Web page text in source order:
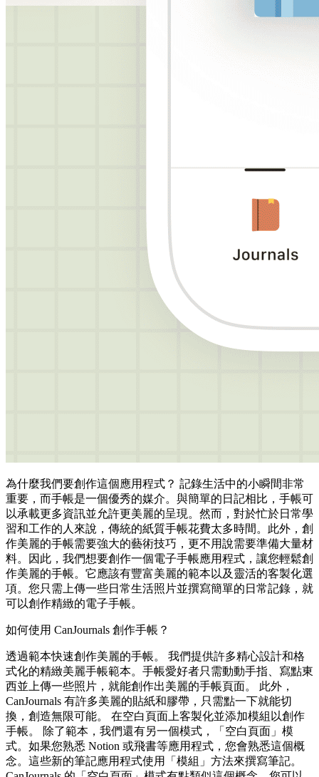
為什麼我們要創作這個應用程式？ 記錄生活中的小瞬間非常
重要，而手帳是一個優秀的媒介。與簡單的日記相比，手帳可
以承載更多資訊並允許更美麗的呈現。然而，對於忙於日常學
習和工作的人來說，傳統的紙質手帳花費太多時間。此外，創
作美麗的手帳需要強大的藝術技巧，更不用說需要準備大量材
料。因此，我們想要創作一個電子手帳應用程式，讓您輕鬆創
作美麗的手帳。它應該有豐富美麗的範本以及靈活的客製化選
項。您只需上傳一些日常生活照片並撰寫簡單的日常記錄，就
可以創作精緻的電子手帳。
如何使用 CanJournals 創作手帳？
透過範本快速創作美麗的手帳。 我們提供許多精心設計和格
式化的精緻美麗手帳範本。手帳愛好者只需動動手指、寫點東
西並上傳一些照片，就能創作出美麗的手帳頁面。 此外，
CanJournals 有許多美麗的貼紙和膠帶，只需點一下就能切
換，創造無限可能。 在空白頁面上客製化並添加模組以創作
手帳。 除了範本，我們還有另一個模式，「空白頁面」模
式。如果您熟悉 Notion 或飛書等應用程式，您會熟悉這個概
念。這些新的筆記應用程式使用「模組」方法來撰寫筆記。